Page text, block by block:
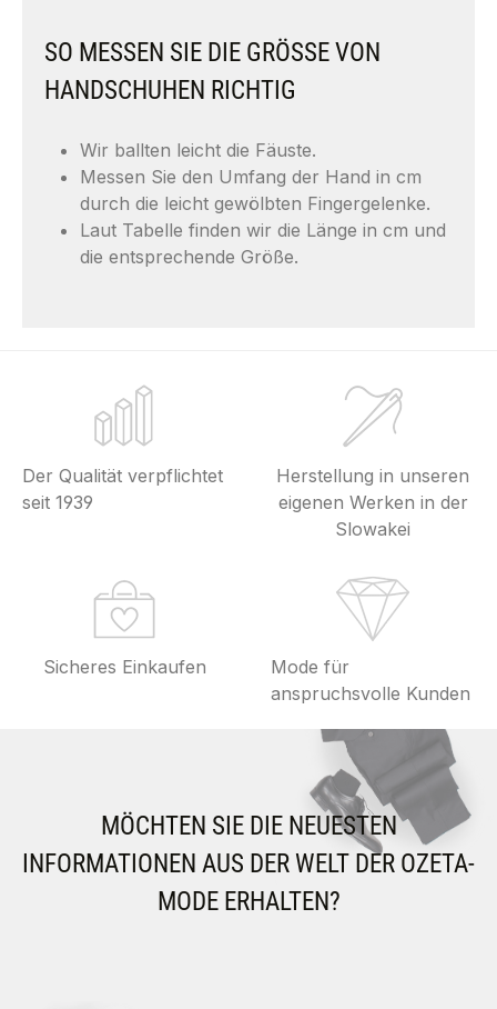
SO MESSEN SIE DIE GRÖSSE VON H
ANDSCHUHEN RICHTIG
Wir ballten leicht die Fäuste.
Messen Sie den Umfang der Hand in cm
durch die leicht gewölbten Fingergelenke.
Laut Tabelle finden wir die Länge in cm und
die entsprechende Größe.
Der Qualität verpflichtet
seit 1939
Herstellung in unseren
eigenen Werken in der
Slowakei
Sicheres Einkaufen
Mode für
anspruchsvolle Kunden
MÖCHTEN SIE DIE NEUESTEN
INFORMATIONEN AUS DER WELT DER OZETA-
MODE ERHALTEN?